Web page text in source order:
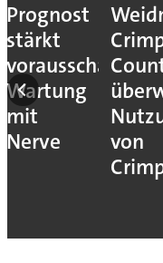
Prognost
stärkt
Wartung
mit
Nerve
von